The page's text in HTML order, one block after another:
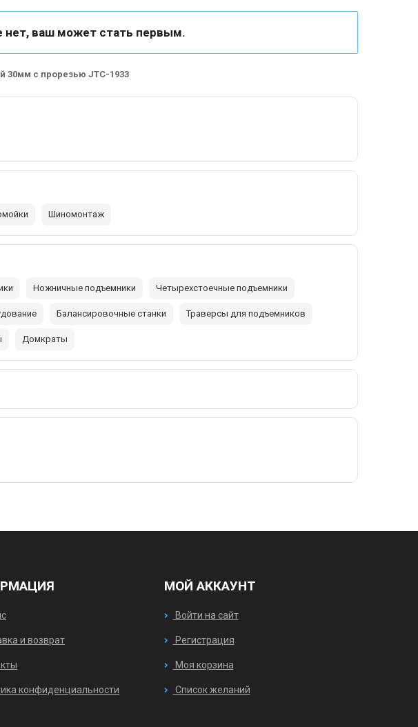
ваш может стать первым.
30мм с прорезью JTC-1933
Шиномонтаж
Ножничные подъемники Четырехстоечные подъемники
Балансировочные станки Траверсы для подъемников
Домкраты
и возврат
конфиденциальности
МОЙ АККАУНТ
Войти на сайт
Регистрация
Моя корзина
Список желаний